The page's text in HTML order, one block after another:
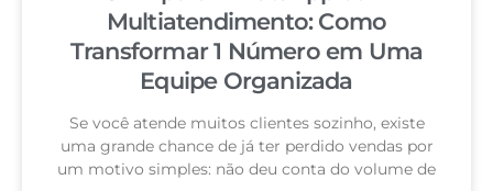
Multiatendimento: Como
Transformar 1 Número em Uma
Equipe Organizada
Se você atende muitos clientes sozinho, existe
uma grande chance de já ter perdido vendas por
um motivo simples: não deu conta do volume de